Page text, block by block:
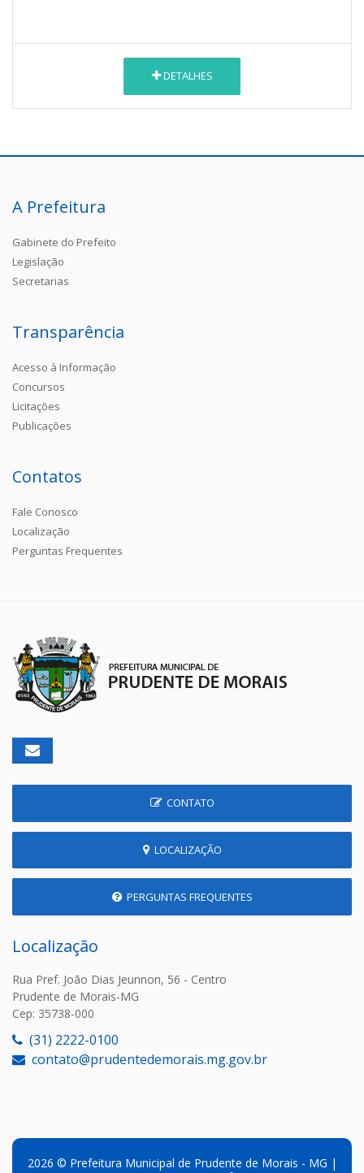
DETALHES
A Prefeitura
Gabinete do Prefeito
Legislação
Secretarias
Transparência
Acesso à Informação
Concursos
Licitações
Publicações
Contatos
Fale Conosco
Localização
Perguntas Frequentes
CONTATO
LOCALIZAÇÃO
PERGUNTAS FREQUENTES
Localização
Rua Pref. João Dias Jeunnon, 56 - Centro
Prudente de Morais-MG
Cep: 35738-000
(31) 2222-0100
contato@prudentedemorais.mg.gov.br
2026 © Prefeitura Municipal de Prudente de Morais - MG |